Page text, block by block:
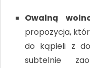
Owalną
propozycja,
do kąpieli z
subtelnie